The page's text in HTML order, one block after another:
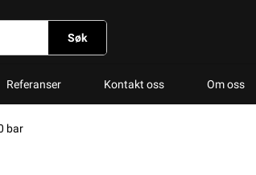
Søk
Referanser Kontakt oss Om oss
bar